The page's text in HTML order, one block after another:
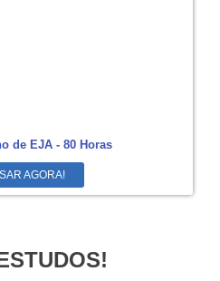
de EJA - 80 Horas
AGORA!